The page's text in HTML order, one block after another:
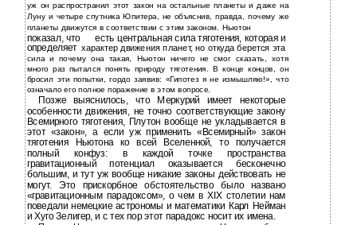
уж он распространил этот закон на остальные планеты и даже на
Луну и четыре спутника Юпитера, не объяснив, правда, почему же
планеты движутся в соответствии с этим законом. Ньютон
показал, что
есть центральная сила тяготения, которая и
определяет характер движения планет, но откуда берется эта
сила и почему она такая, Ньютон ничего не смог сказать, хотя
много раз пытался понять природу тяготения. В конце концов, он
бросил эти попытки, гордо заявив: «Гипотез я не измышляю!», что
означало его полное поражение в этом вопросе.
Позже выяснилось, что Меркурий имеет некоторые
особенности движения, не точно соответствующие закону
Всемирного тяготения, Плутон вообще не укладывается в
этот «закон», а если уж применить «Всемирный» закон
тяготения Ньютона ко всей Вселенной, то получается
полный конфуз: в каждой точке пространства
гравитационный потенциал оказывается бесконечно
большим, и тут уж вообще никакие законы действовать не
могут. Это прискорбное обстоятельство было названо
«гравитационным парадоксом», о чем в XIX столетии нам
поведали немецкие астрономы и математики Карл Нейман
и Хуго Зелигер, и с тех пор этот парадокс носит их имена.